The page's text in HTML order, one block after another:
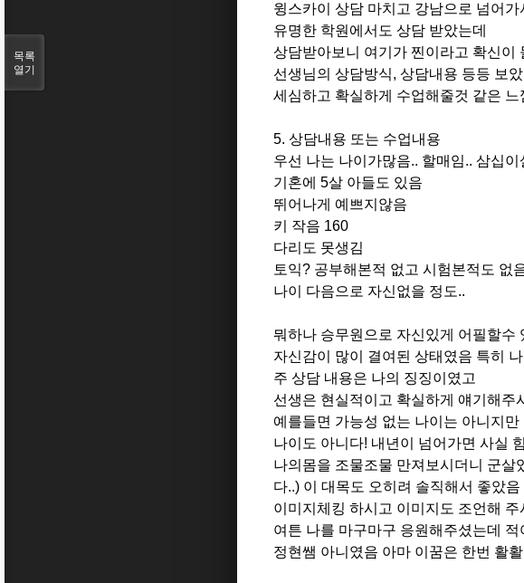
윙스카이 상담 마치고 강남으로 넘어가
유명한 학원에서도 상담 받았는데
상담받아보니 여기가 찐이라고 확신이
선생님의 상담방식, 상담내용 등등 보았
세심하고 확실하게 수업해줄것 같은 느
5. 상담내용 또는 수업내용
우선 나는 나이가많음.. 할매임.. 삼십이
기혼에 5살 아들도 있음
뛰어나게 예쁘지않음
키 작음 160
다리도 못생김
토익? 공부해본적 없고 시험본적도 없
나이 다음으로 자신없을 정도..
뭐하나 승무원으로 자신있게 어필할수
자신감이 많이 결여된 상태였음 특히
주 상담 내용은 나의 징징이였고
선생은 현실적이고 확실하게 얘기해주
예를들면 가능성 없는 나이는 아니지
나이도 아니다! 내년이 넘어가면 사실
나의몸을 조물조물 만져보시더니 군살
다..) 이 대목도 오히려 솔직해서 좋았음
이미지체킹 하시고 이미지도 조언해 주
여튼 나를 마구마구 응원해주셨는데
정현쌤 아니였음 아마 이꿈은 한번 활
목록
열기